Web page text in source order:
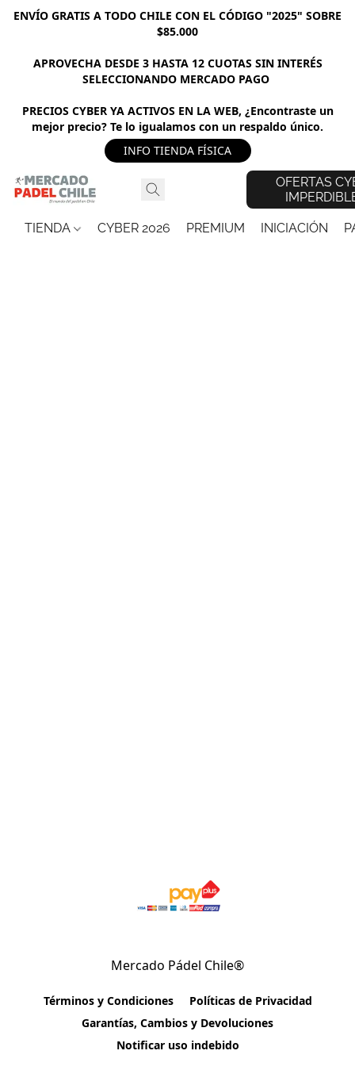
ENVÍO GRATIS A TODO CHILE CON EL CÓDIGO "2025" SOBRE
$85.000
APROVECHA DESDE 3 HASTA 12 CUOTAS SIN INTERÉS
SELECCIONANDO MERCADO PAGO
PRECIOS CYBER YA ACTIVOS EN LA WEB, ¿Encontraste un
mejor precio? Te lo igualamos con un respaldo único.
INFO TIENDA FÍSICA
OFERTAS
TIENDA CYBER 2026 PREMIUM INICIACIÓN
Mercado Pádel Chile®
Términos y Condiciones
Políticas de Privacidad
Garantías, Cambios y Devoluciones
Notificar uso indebido